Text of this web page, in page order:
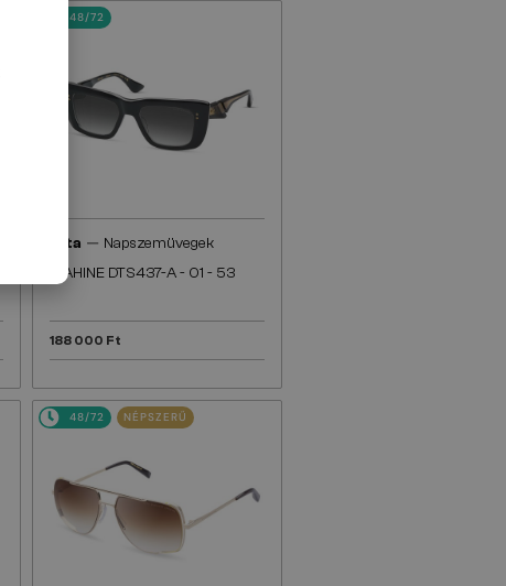
48/72
Dita — Napszemüvegek
MAHINE DTS437-A - 01 - 53
188 000 Ft
48/72 NÉPSZERŰ